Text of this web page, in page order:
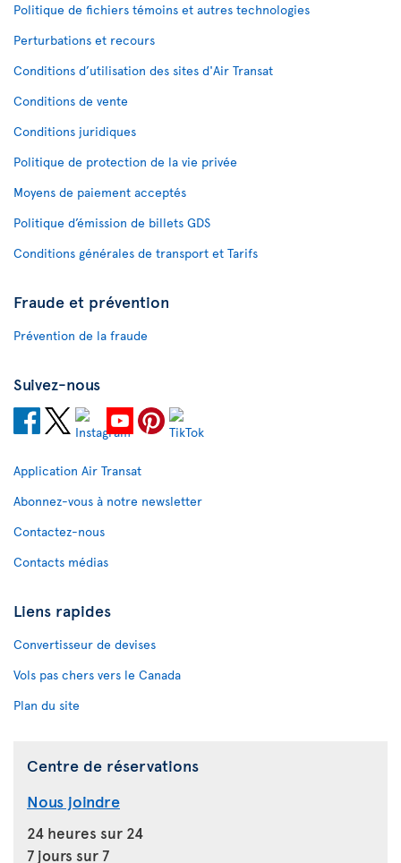
Politique de fichiers témoins et autres technologies
Perturbations et recours
Conditions d’utilisation des sites d'Air Transat
Conditions de vente
Conditions juridiques
Politique de protection de la vie privée
Moyens de paiement acceptés
Politique d’émission de billets GDS
Conditions générales de transport et Tarifs
Fraude et prévention
Prévention de la fraude
Suivez-nous
Application Air Transat
Abonnez-vous à notre newsletter
Contactez-nous
Contacts médias
Liens rapides
Convertisseur de devises
Vols pas chers vers le Canada
Plan du site
Centre de réservations
Nous joindre
24 heures sur 24
7 jours sur 7